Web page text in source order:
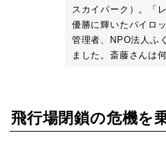
スカイパーク）。「
優勝に輝いたパイロ
管理者、NPO法人ふ
ました。斎藤さんは
飛行場閉鎖の危機を